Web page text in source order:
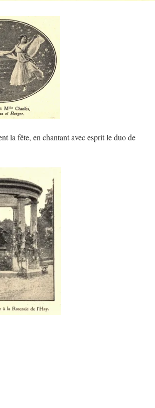
la fête, en chantant avec esprit le duo de